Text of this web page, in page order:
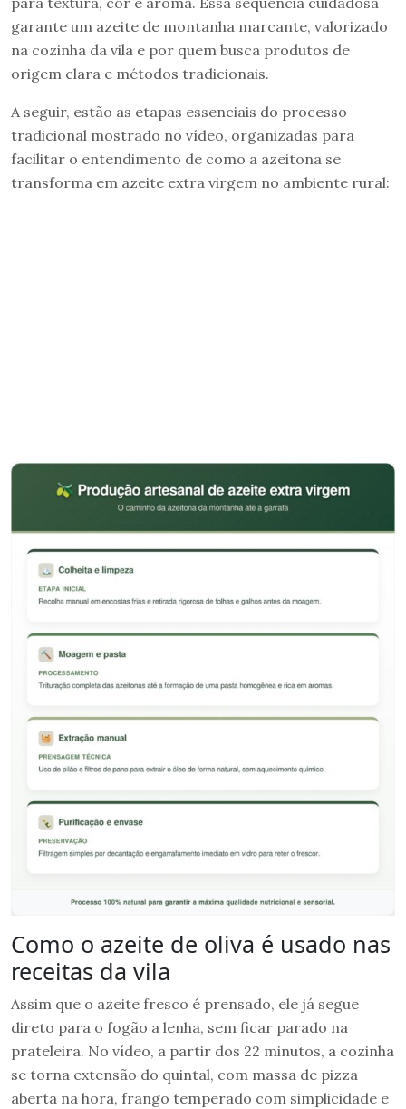
garante um azeite de montanha marcante, valorizado
na cozinha da vila e por quem busca produtos de
origem clara e métodos tradicionais.
A seguir, estão as etapas essenciais do processo
tradicional mostrado no vídeo, organizadas para
facilitar o entendimento de como a azeitona se
transforma em azeite extra virgem no ambiente rural:
Como o azeite de oliva é usado nas
receitas da vila
Assim que o azeite fresco é prensado, ele já segue
direto para o fogão a lenha, sem ficar parado na
prateleira. No vídeo, a partir dos 22 minutos, a cozinha
se torna extensão do quintal, com massa de pizza
aberta na hora, frango temperado com simplicidade e